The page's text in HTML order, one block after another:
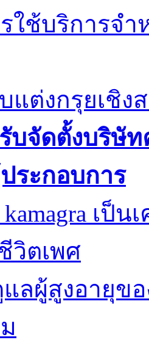
ใช้บริการจ
แต่งกรุยเชิง
บจัดตั้งบริษั
ระกอบการ
เป็
ตเพศ
ลผู้สูงอายุขอ